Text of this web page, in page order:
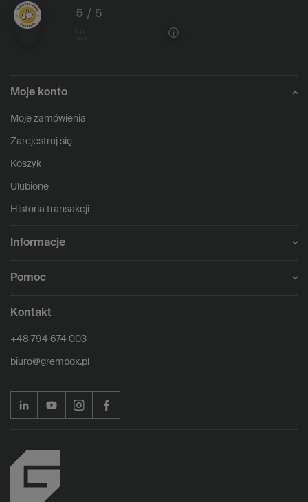
5 / 5
Moje konto
Moje zamówienia
Zarejestruj się
Koszyk
Ulubione
Historia transakcji
Informacje
Pomoc
Kontakt
+48 794 674 003
biuro@grembox.pl